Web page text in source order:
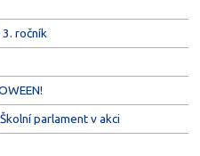
ročník
parlament v akci